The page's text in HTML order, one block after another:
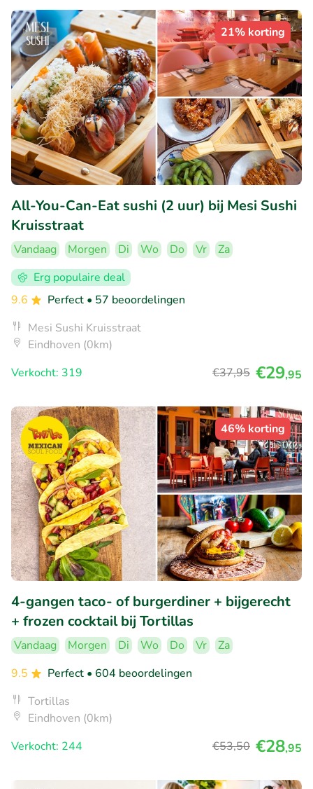
21% korting
All-You-Can-Eat sushi (2 uur) bij Mesi Sushi
Kruisstraat
Vandaag Morgen Di Wo Do Vr
Za
Erg populaire deal
9.6
Perfect • 57 beoordelingen
Mesi Sushi Kruisstraat
Eindhoven (0km)
Verkocht: 319
€37,95 €29,95
46% korting
4-gangen taco- of burgerdiner + bijgerecht
+ frozen cocktail bij Tortillas
Vandaag Morgen Di Wo Do Vr
Za
9.5
Perfect • 604 beoordelingen
Tortillas
Eindhoven (0km)
Verkocht: 244
€53,50 €28,95